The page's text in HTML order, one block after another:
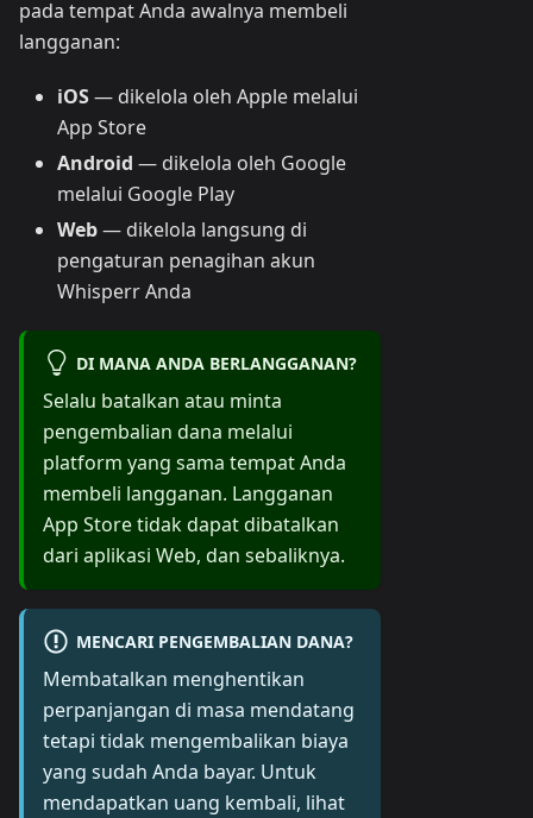
pada tempat Anda awalnya membeli
langganan:
iOS— dikelola oleh Apple melalui
App Store
Android — dikelola oleh Google
melalui Google Play
Web— dikelola langsung di
pengaturan penagihan akun
Whisperr Anda
DI MANA ANDA BERLANGGANAN?
Selalu batalkan atau minta
pengembalian dana melalui
platform yang sama tempat Anda
membeli langganan. Langganan
App Store tidak dapat dibatalkan
dari aplikasi Web, dan sebaliknya.
MENCARI PENGEMBALIAN DANA?
Membatalkan menghentikan
perpanjangan di masa mendatang
tetapi tidak mengembalikan biaya
yang sudah Anda bayar. Untuk
mendapatkan uang kembali, lihat